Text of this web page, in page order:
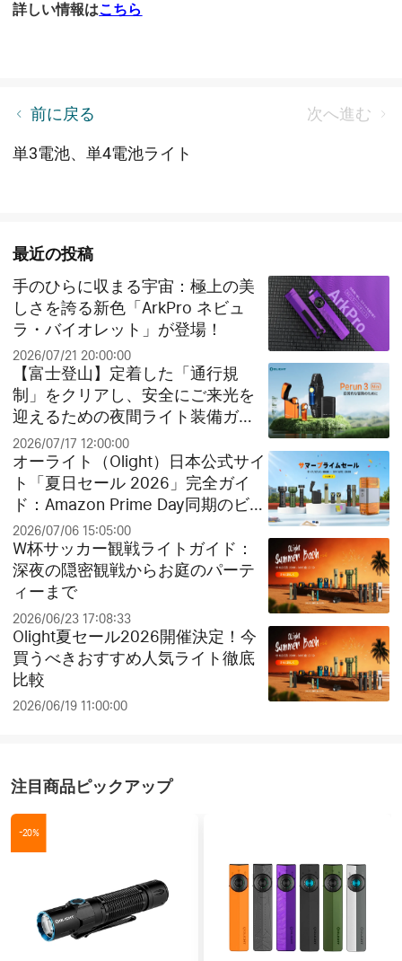
詳しい情報はこちら
前に戻る 次へ進む
懐中電灯の安全な使用方法
単3電池、単4電池ライト
最近の投稿
手のひらに収まる宇宙：極上の美
しさを誇る新色「ArkPro ネビュ
ラ・バイオレット」が登場！
2026/07/21 20:00:00
【富士登山】定着した「通行規
制」をクリアし、安全にご来光を
迎えるための夜間ライト装備ガイ
ド
2026/07/17 12:00:00
オーライト（Olight）日本公式サイ
ト「夏日セール 2026」完全ガイ
ド：Amazon Prime Day同期のビッ
グセールとお得なクリアランス祭
り！
2026/07/06 15:05:00
W杯サッカー観戦ライトガイド：
深夜の隠密観戦からお庭のパーテ
ィーまで
2026/06/23 17:08:33
Olight夏セール2026開催決定！今
買うべきおすすめ人気ライト徹底
比較
2026/06/19 11:00:00
注目商品ピックアップ
-20%